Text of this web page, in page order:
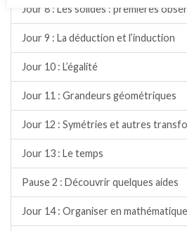
Jour 8 : Les solides : premières
Jour 9 : La déduction et l’induction
Jour 10 : L’égalité
Jour 11 : Grandeurs géométriques
Jour 12 : Symétries et autres
Jour 13 : Le temps
Pause 2 : Découvrir quelques aides
Jour 14 : Organiser en mathématique